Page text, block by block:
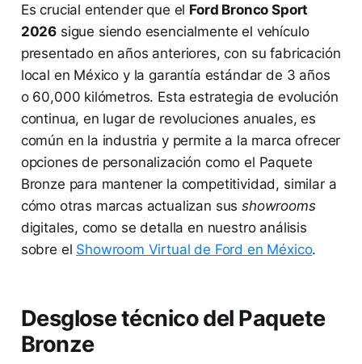
Es crucial entender que el Ford Bronco Sport
2026 sigue siendo esencialmente el vehículo
presentado en años anteriores, con su fabricación
local en México y la garantía estándar de 3 años
o 60,000 kilómetros. Esta estrategia de evolución
continua, en lugar de revoluciones anuales, es
común en la industria y permite a la marca ofrecer
opciones de personalización como el Paquete
Bronze para mantener la competitividad, similar a
cómo otras marcas actualizan susshowrooms
digitales, como se detalla en nuestro análisis
sobre el Showroom Virtual de Ford en México.
Desglose técnico del Paquete
Bronze